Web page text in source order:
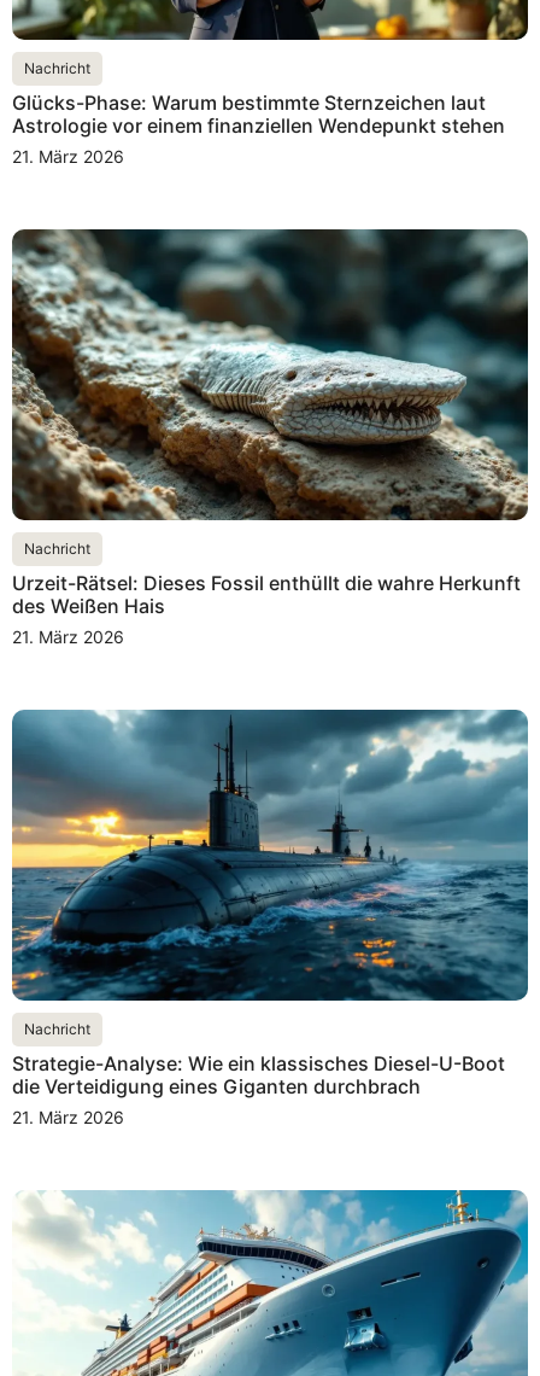
Nachricht
Glücks-Phase: Warum bestimmte Sternzeichen laut
Astrologie vor einem finanziellen Wendepunkt stehen
21. März 2026
Nachricht
Urzeit-Rätsel: Dieses Fossil enthüllt die wahre Herkunft
des Weißen Hais
21. März 2026
Nachricht
Strategie-Analyse: Wie ein klassisches Diesel-U-Boot
die Verteidigung eines Giganten durchbrach
21. März 2026